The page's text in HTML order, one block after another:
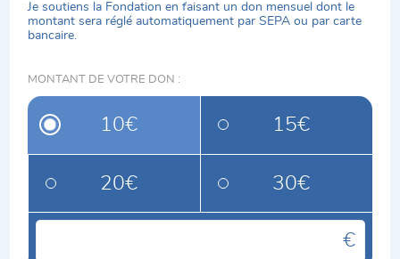
Je soutiens la Fondation en faisant un don mensuel dont le
montant sera réglé automatiquement par SEPA ou par carte
bancaire.
MONTANT DE VOTRE DON :
10€ 15€
20€ 30€